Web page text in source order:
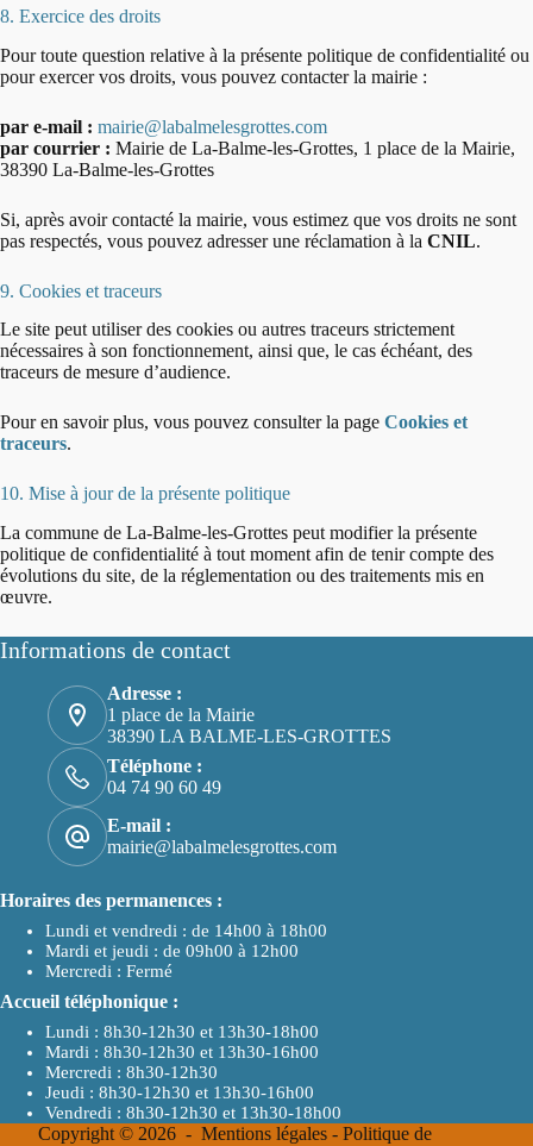
8. Exercice des droits
Pour toute question relative à la présente politique de confidentialité ou
pour exercer vos droits, vous pouvez contacter la mairie :
par e-mail : mairie@labalmelesgrottes.com
par courrier : Mairie de La-Balme-les-Grottes, 1 place de la Mairie,
38390 La-Balme-les-Grottes
Si, après avoir contacté la mairie, vous estimez que vos droits ne sont
pas respectés, vous pouvez adresser une réclamation à la CNIL.
9. Cookies et traceurs
Le site peut utiliser des cookies ou autres traceurs strictement
nécessaires à son fonctionnement, ainsi que, le cas échéant, des
traceurs de mesure d’audience.
Pour en savoir plus, vous pouvez consulter la page Cookies et
traceurs.
10. Mise à jour de la présente politique
La commune de La-Balme-les-Grottes peut modifier la présente
politique de confidentialité à tout moment afin de tenir compte des
évolutions du site, de la réglementation ou des traitements mis en
œuvre.
Informations de contact
Adresse :
1 place de la Mairie
38390 LA BALME-LES-GROTTES
Téléphone :
04 74 90 60 49
E-mail :
mairie@labalmelesgrottes.com
Horaires des permanences :
Lundi et vendredi : de 14h00 à 18h00
Mardi et jeudi : de 09h00 à 12h00
Mercredi : Fermé
Accueil téléphonique :
Lundi : 8h30-12h30 et 13h30-18h00
Mardi : 8h30-12h30 et 13h30-16h00
Mercredi : 8h30-12h30
Jeudi : 8h30-12h30 et 13h30-16h00
Vendredi : 8h30-12h30 et 13h30-18h00
Copyright © 2026 - Mentions légales- Politique de